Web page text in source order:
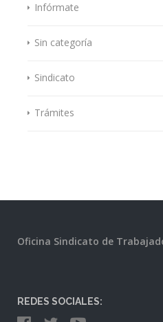
Infórmate
Sin categoría
Sindicato
Trámites
Oficina Sindicato de
REDES SOCIALES: